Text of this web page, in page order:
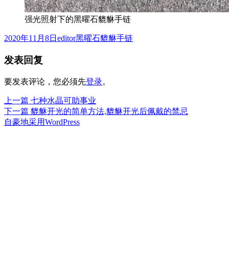
强光照射下的黑曜石貔貅手链
发
于
2020年11月8日 作
editor分
黑曜石貔貅手链
发表回复
要发表评论，您必须先登录。
文
章
上一篇 上
篇
文
七种水晶可助事业
下一篇 下
篇
貔貅开光的简单方法,貔貅开光后佩戴的禁忌
自豪地采用WordPress